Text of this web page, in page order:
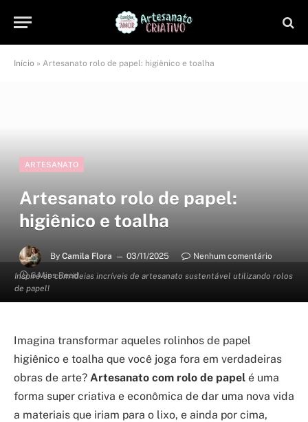
Início » Artesanato rolo de papel: higiênico e toalha
Inspire-se com ideias incríveis de artesanato sustentável utilizando rolos
de papel!
ARTESANATO
Artesanato rolo de papel:
higiênico e toalha
By Camila Flora 03/11/2025
Nenhum comentário
6 Mins Read
Imagina transformar aqueles rolinhos de papel
higiênico e toalha que você joga fora em verdadeiras
obras de arte? Artesanato com rolo de papel é uma
forma super criativa e econômica de dar uma nova vida
a materiais que iriam para o lixo, e ainda por cima,